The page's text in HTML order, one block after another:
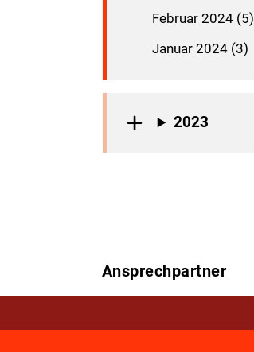
Februar 2024 (5)
Januar 2024 (3)
2023
Ansprechpartner